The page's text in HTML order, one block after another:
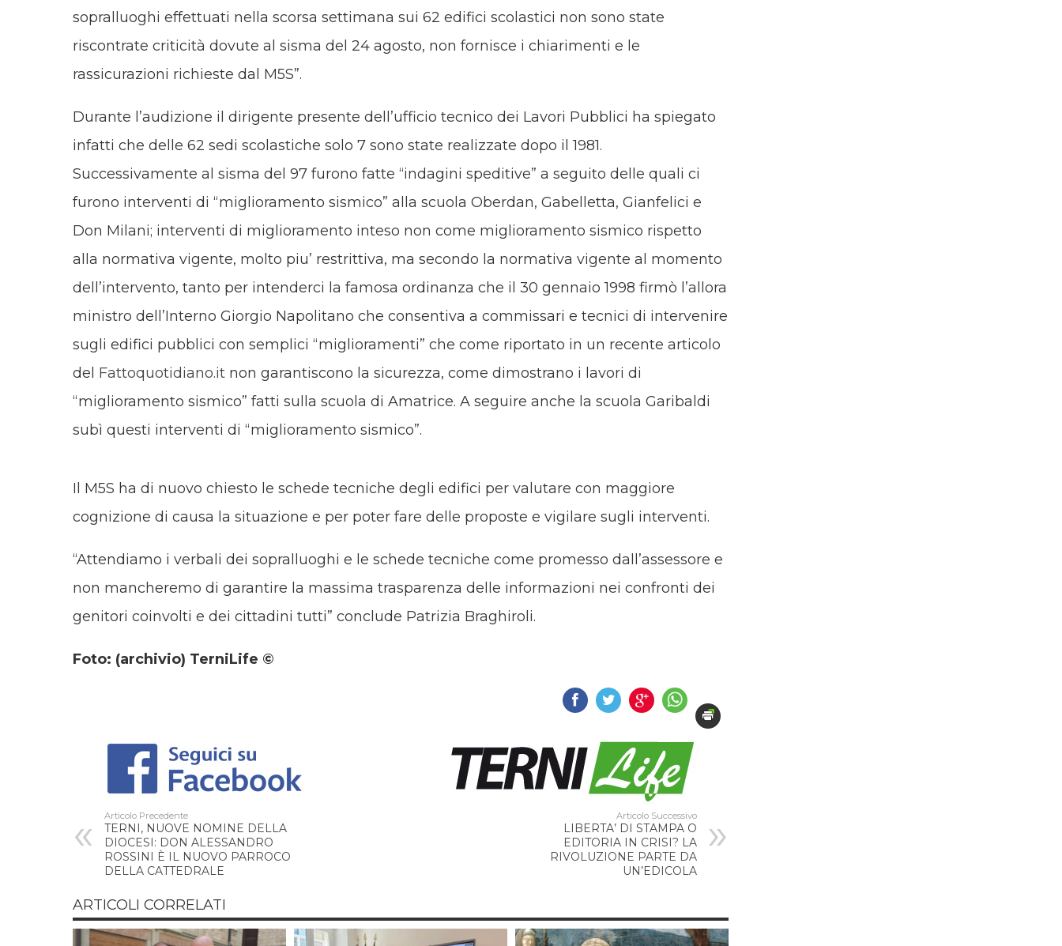
sopralluoghi effettuati nella scorsa settimana sui 62 edifici scolastici non sono state
riscontrate criticità dovute al sisma del 24 agosto, non fornisce i chiarimenti e le
rassicurazioni richieste dal M5S”.
Durante l’audizione il dirigente presente dell’ufficio tecnico dei Lavori Pubblici ha spiegato
infatti che delle 62 sedi scolastiche solo 7 sono state realizzate dopo il 1981.
Successivamente al sisma del 97 furono fatte “indagini speditive” a seguito delle quali ci
furono interventi di “miglioramento sismico” alla scuola Oberdan, Gabelletta, Gianfelici e
Don Milani; interventi di miglioramento inteso non come miglioramento sismico rispetto
alla normativa vigente, molto piu’ restrittiva, ma secondo la normativa vigente al momento
dell’intervento, tanto per intenderci la famosa ordinanza che il 30 gennaio 1998 firmò l’allora
ministro dell’Interno Giorgio Napolitano che consentiva a commissari e tecnici di intervenire
sugli edifici pubblici con semplici “miglioramenti” che come riportato in un recente articolo
del Fattoquotidiano.it non garantiscono la sicurezza, come dimostrano i lavori di
“miglioramento sismico” fatti sulla scuola di Amatrice. A seguire anche la scuola Garibaldi
subì questi interventi di “miglioramento sismico”.
Il M5S ha di nuovo chiesto le schede tecniche degli edifici per valutare con maggiore
cognizione di causa la situazione e per poter fare delle proposte e vigilare sugli interventi.
“Attendiamo i verbali dei sopralluoghi e le schede tecniche come promesso dall’assessore e
non mancheremo di garantire la massima trasparenza delle informazioni nei confronti dei
genitori coinvolti e dei cittadini tutti” conclude Patrizia Braghiroli.
Foto: (archivio) TerniLife ©
Articolo Precedente
TERNI, NUOVE NOMINE DELLA
DIOCESI: DON ALESSANDRO
ROSSINI È IL NUOVO PARROCO
DELLA CATTEDRALE
Articolo Successivo
LIBERTA’ DI STAMPA O
EDITORIA IN CRISI? LA
RIVOLUZIONE PARTE DA
UN’EDICOLA
ARTICOLI CORRELATI